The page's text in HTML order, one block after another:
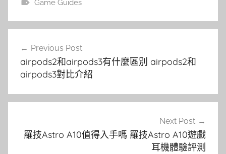
Game Guides
覽
Previous Post
airpods2和airpods3有什麼區別 airpods2和
airpods3對比介紹
Next Post
羅技Astro A10值得入手嗎 羅技Astro A10遊戲
耳機體驗評測